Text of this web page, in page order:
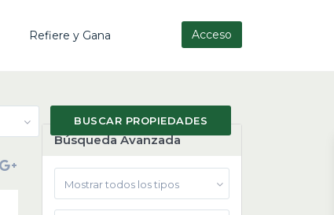
Acceso
Refiere y Gana
Búsqueda Avanzada
Mostrar todos los tipos